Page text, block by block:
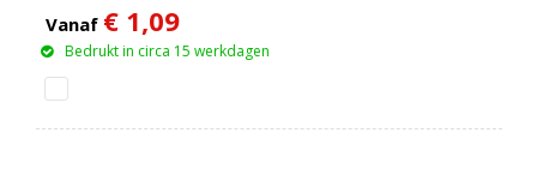
Vanaf € 1,09
Bedrukt in circa 15 werkdagen